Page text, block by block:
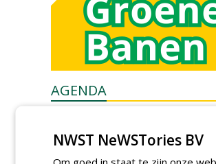
AGENDA
woensdag 9 september 2026
NWST NeWSTories BV